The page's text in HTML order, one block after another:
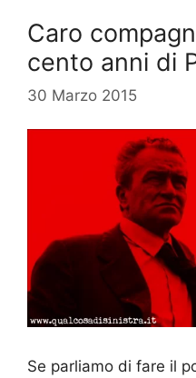
Caro
cento anni di
30 Marzo 2015
Se parliamo di fare il